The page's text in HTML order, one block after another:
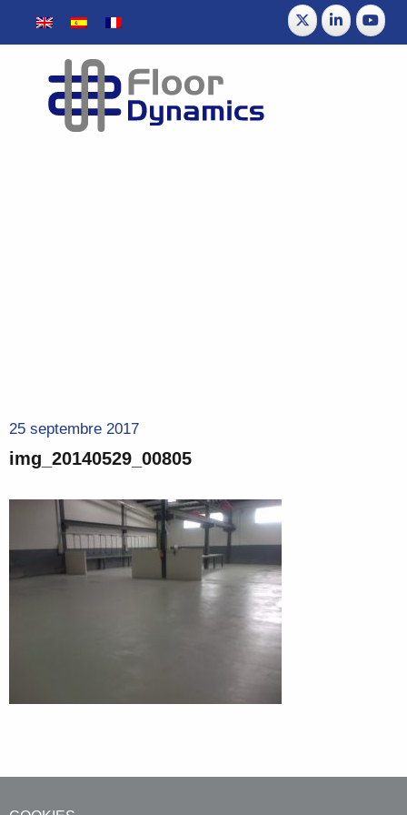
25 septembre 2017
img_20140529_00805